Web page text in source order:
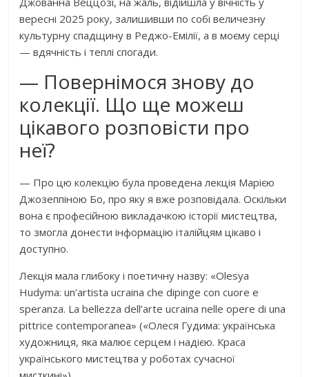
вересні 2025 року, залишивши по собі величезну
культурну спадщину в Реджо-Емілії, а в моєму серці
— вдячність і теплі спогади.
— Повернімося знову до
колекції. Що ще можеш
цікавого розповісти про
неї?
— Про цю колекцію була проведена лекція Марією
Джозеппіною Бо, про яку я вже розповідала. Оскільки
вона є професійною викладачкою історії мистецтва,
то змогла донести інформацію італійцям цікаво і
доступно.
Лекція мала глибоку і поетичну назву: «Olesya
Hudyma: un’artista ucraina che dipinge con cuore e
speranza. La bellezza dell’arte ucraina nelle opere di una
pittrice contemporanea» («Олеся Гудима: українська
художниця, яка малює серцем і надією. Краса
українського мистецтва у роботах сучасної